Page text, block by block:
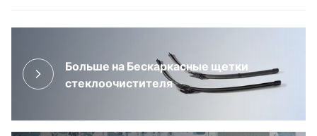
Больше на Бескаркасные щетки
стеклоочистителя